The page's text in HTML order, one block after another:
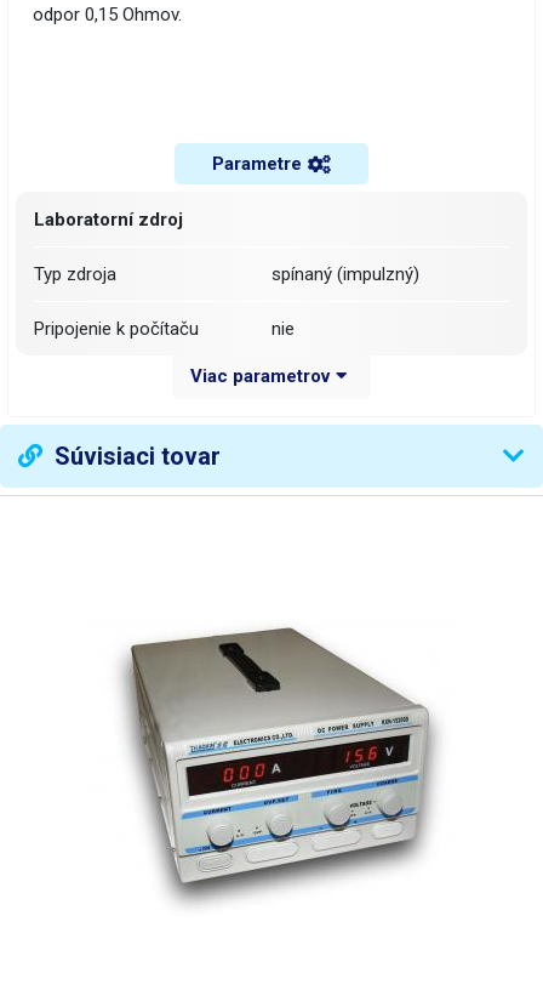
odpor 0,15 Ohmov.
Parametre
Laboratorní zdroj
Typ zdroja spínaný (impulzný)
Pripojenie k počítaču nie
Počet výstupných kanálov 1
Režim zdroja
100 mA
Presnosť merania napätia ± 1 %
Presnosť merania prúdu ± 1 %
< 0,5% Vout
Viac parametrov
Súvisiaci tovar